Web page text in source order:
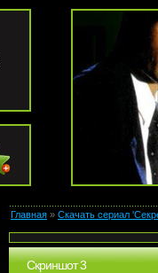
Главная » Скачать сериал
Скриншот 3